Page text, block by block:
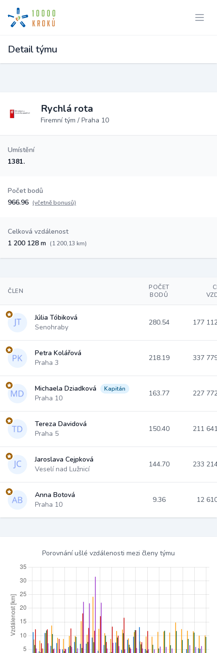
Detail týmu
Rychlá rota
Firemní tým / Praha 10
Umístění
1381.
Počet bodů
966.96 (včetně bonusů)
Celková vzdálenost
1 200 128 m (1 200,13 km)
ČLEN
POČET
BODŮ
Júlia Tóbiková
Senohraby
280.54 177
Petra Kolářová
Praha 3
218.19 337
Michaela Dziadková Kapitán
Praha 10
163.77 227
Tereza Davidová
Praha 5
150.40 211
Jaroslava Cejpková
Veselí nad Lužnicí
144.70 233
Anna Botová
Praha 10
9.36 12
Porovnání ušlé vzdálenosti mezi členy týmu